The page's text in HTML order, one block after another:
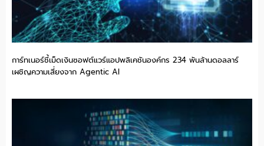
การ์ทเนอร์ชี้เม็ดเงินซอฟต์แวร์แอปพลิเคชันองค์กร 234 พันล้านดอลลาร์
เผชิญความเสี่ยงจาก Agentic AI